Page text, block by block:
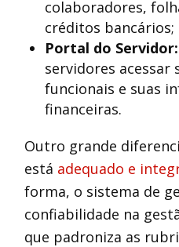
colaboradores,
créditos bancários;
Portal do Servidor:
servidores acessar
funcionais e suas
financeiras.
Outro grande
está adequado e
forma, o sistema de
confiabilidade na
que padroniza as